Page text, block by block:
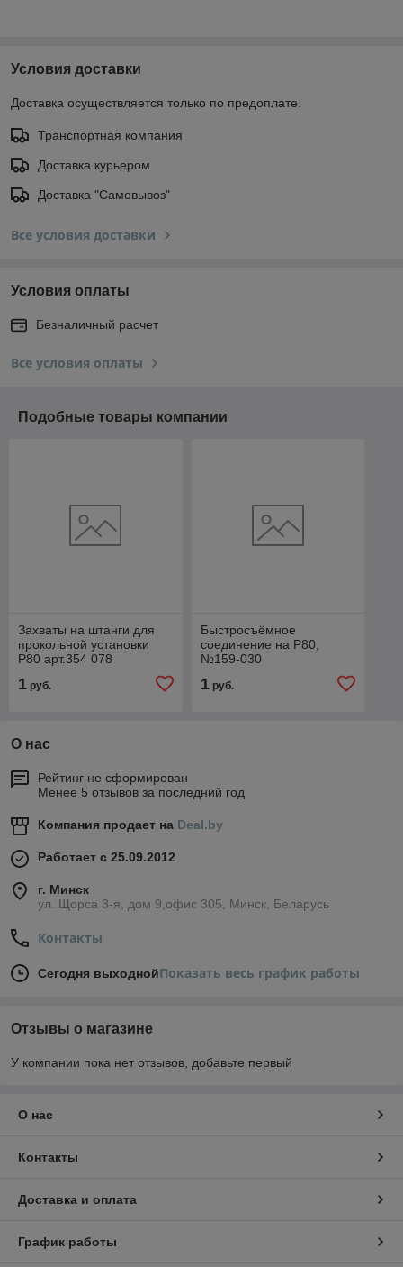
Условия доставки
Доставка осуществляется только по предоплате.
Транспортная компания
Доставка курьером
Доставка "Самовывоз"
Все условия доставки
Условия оплаты
Безналичный расчет
Все условия оплаты
Подобные товары компании
Захваты на штанги для
прокольной установки
Р80 арт.354 078
1 руб.
Быстросъёмное
соединение на Р80,
№159-030
1руб.
О нас
Рейтинг не сформирован
Менее 5 отзывов за последний год
Компания продает на Deal.by
Работает с 25.09.2012
г. Минск
ул. Щорса 3-я, дом 9,офис 305, Минск, Беларусь
Контакты
Сегодня выходнойПоказать весь график работы
Отзывы о магазине
У компании пока нет отзывов, добавьте первый
О нас
Контакты
Доставка и оплата
График работы